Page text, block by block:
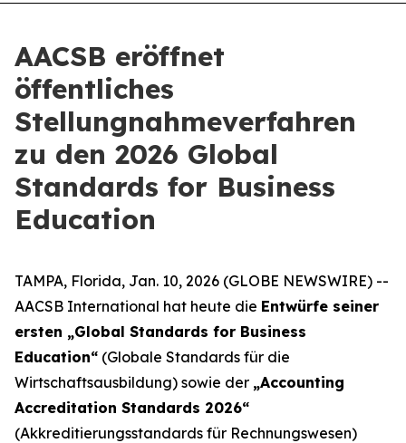
AACSB eröffnet
öffentliches
Stellungnahmeverfahren
zu den 2026 Global
Standards for Business
Education
TAMPA, Florida, Jan. 10, 2026 (GLOBE NEWSWIRE) --
AACSB International hat heute die Entwürfe seiner
ersten „Global Standards for Business
Education“ (Globale Standards für die
Wirtschaftsausbildung) sowie der „Accounting
Accreditation Standards 2026“
(Akkreditierungsstandards für Rechnungswesen)